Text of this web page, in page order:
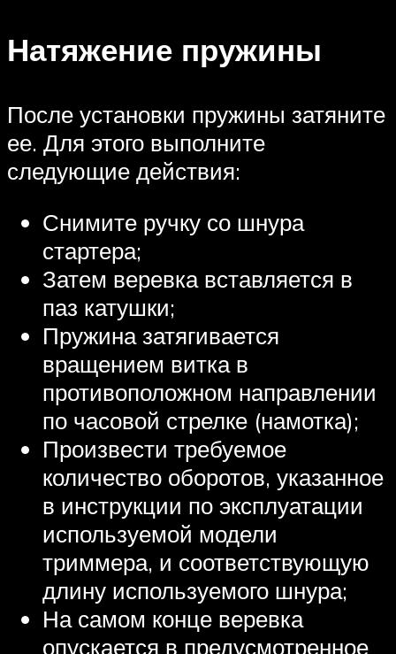
Натяжение пружины
После установки пружины затяните
ее. Для этого выполните
следующие действия:
Снимите ручку со шнура
стартера;
Затем веревка вставляется в
паз катушки;
Пружина затягивается
вращением витка в
противоположном направлении
по часовой стрелке (намотка);
Произвести требуемое
количество оборотов, указанное
в инструкции по эксплуатации
используемой модели
триммера, и соответствующую
длину используемого шнура;
На самом конце веревка
опускается в предусмотренное